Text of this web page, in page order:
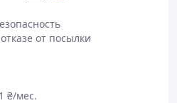
от посылки
₴/мес.